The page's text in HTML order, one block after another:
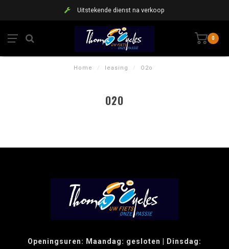
Uitstekende dienst na verkoop
0
Home / leasing / O2o
O2O
Openingsuren: Maandag: gesloten | Dinsdag: